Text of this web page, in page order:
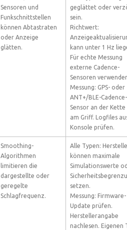
Sensoren und
Funkschnittstellen
können Abtastraten
oder Anzeige
glätten.
geglättet oder
sein.
Richtwert:
kann unter 1 Hz
Für echte Messung
externe Cadence-
Sensoren
Messung: GPS- oder
ANT+/BLE-Cadence-
Sensor an der
am Griff. Logfiles
Konsole prüfen.
Smoothing-
Algorithmen
limitieren die
dargestellte oder
geregelte
Schlagfrequenz.
Alle Typen:
können maximale
Simulationswerte
setzen.
Messung: Firmware-
Update prüfen.
Herstellerangabe
nachlesen. Eigenen